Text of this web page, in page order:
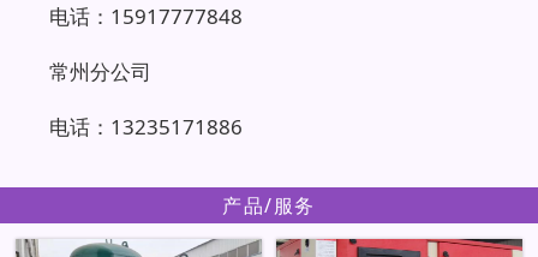
电话：15917777848
常州分公司
电话：13235171886
产品/服务